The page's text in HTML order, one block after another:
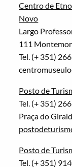
Centro de
Novo
Largo
111
Tel. (+ 351)
Posto de
Tel. (+ 351)
Praça do
Posto de
Tel. (+ 351)